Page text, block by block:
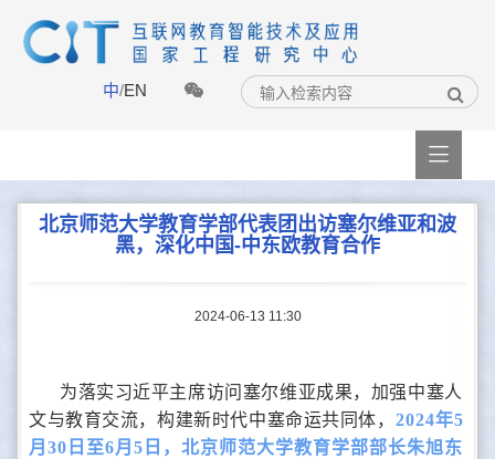
中/EN

北京师范大学教育学部代表团出访塞尔维亚和波
黑，深化中国-中东欧教育合作
2024-06-13 11:30
为落实习近平主席访问塞尔维亚成果，加强中塞人
文与教育交流，构建新时代中塞命运共同体， 2024年5
月30日至6月5日，北京师范大学教育学部部长朱旭东